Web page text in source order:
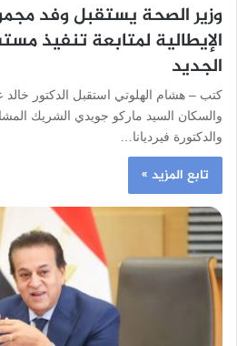
وزير الصحة يستقبل وفد
الإيطالية لمتابعة تنفيذ
الجديد
كتب – هشام الهلوتي استقبل الدكتور خالد
والدكتورة فيرديانا…
تابع المزيد »